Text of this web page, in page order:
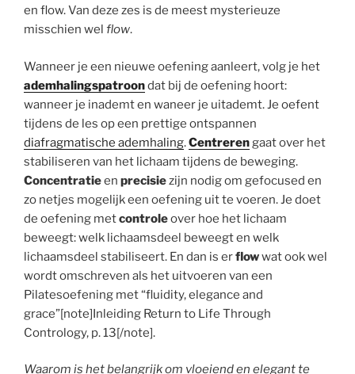
en flow. Van deze zes is de meest mysterieuze
misschien wel flow.
Wanneer je een nieuwe oefening aanleert, volg je het
ademhalingspatroondat bij de oefening hoort:
wanneer je inademt en waneer je uitademt. Je oefent
tijdens de les op een prettige ontspannen
diafragmatische ademhaling.Centrerengaat over het
stabiliseren van het lichaam tijdens de beweging.
Concentratieen precisiezijn nodig om gefocused en
zo netjes mogelijk een oefening uit te voeren. Je doet
de oefening metcontroleover hoe het lichaam
beweegt: welk lichaamsdeel beweegt en welk
lichaamsdeel stabiliseert. En dan is erflowwat ook wel
wordt omschreven als het uitvoeren van een
Pilatesoefening met “fluidity, elegance and
grace”[note]Inleiding Return to Life Through
Contrology, p. 13[/note].
Waarom is het belangrijk om vloeiend en elegant te